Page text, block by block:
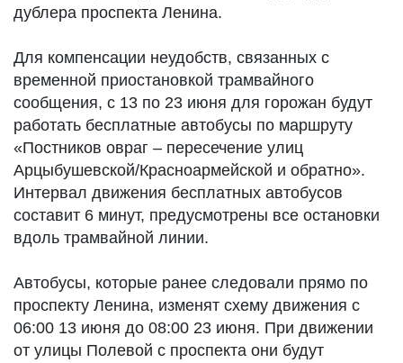
дублера проспекта Ленина.
Для компенсации неудобств, связанных с
временной приостановкой трамвайного
сообщения, с 13 по 23 июня для горожан будут
работать бесплатные автобусы по маршруту
«Постников овраг – пересечение улиц
Арцыбушевской/Красноармейской и обратно».
Интервал движения бесплатных автобусов
составит 6 минут, предусмотрены все остановки
вдоль трамвайной линии.
Автобусы, которые ранее следовали прямо по
проспекту Ленина, изменят схему движения с
06:00 13 июня до 08:00 23 июня. При движении
от улицы Полевой с проспекта они будут